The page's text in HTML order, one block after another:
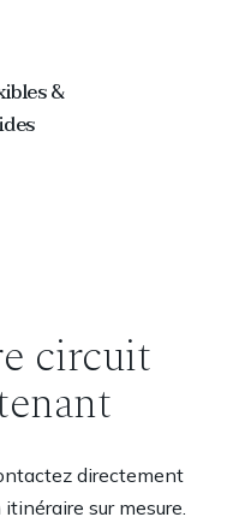
&
circuit
directement
sur mesure.